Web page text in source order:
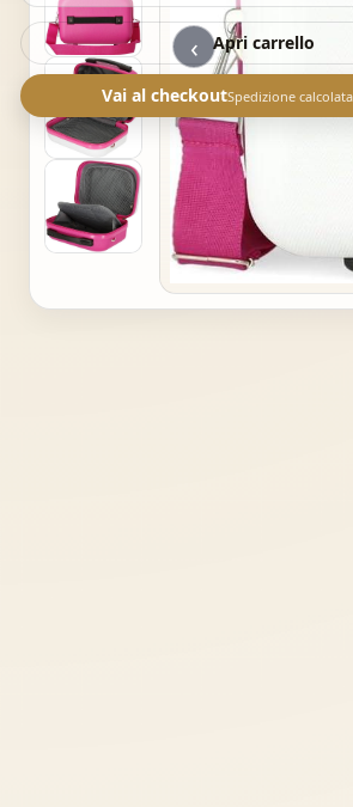
Apri carrello
Vai al checkoutSpedizione
‹